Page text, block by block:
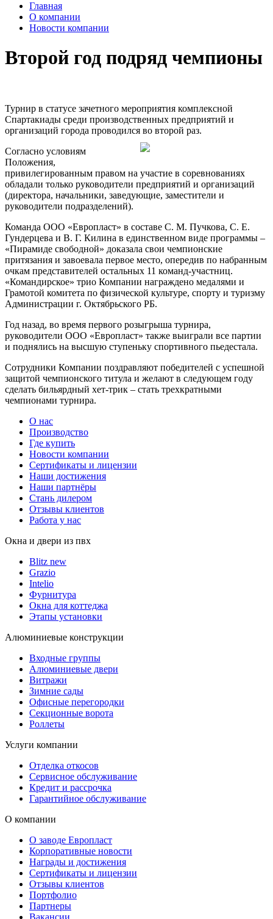
Главная
О компании
Новости компании
Второй год подряд чемпионы
Турнир в статусе зачетного мероприятия комплексной
Спартакиады среди производственных предприятий и
организаций города проводился во второй раз.
Согласно условиям
Положения,
привилегированным правом на участие в соревнованиях
обладали только руководители предприятий и организаций
(директора, начальники, заведующие, заместители и
руководители подразделений).
Команда ООО «Европласт» в составе С. М. Пучкова, С. Е.
Гундерцева и В. Г. Килина в единственном виде программы –
«Пирамиде свободной» доказала свои чемпионские
притязания и завоевала первое место, опередив по набранным
очкам представителей остальных 11 команд-участниц.
«Командирское» трио Компании награждено медалями и
Грамотой комитета по физической культуре, спорту и туризму
Администрации г. Октябрьского РБ.
Год назад, во время первого розыгрыша турнира,
руководители ООО «Европласт» также выиграли все партии
и поднялись на высшую ступеньку спортивного пьедестала.
Сотрудники Компании поздравляют победителей с успешной
защитой чемпионского титула и желают в следующем году
сделать бильярдный хет-трик – стать трехкратными
чемпионами турнира.
О нас
Производство
Где купить
Новости компании
Сертификаты и лицензии
Наши достижения
Наши партнёры
Стань дилером
Отзывы клиентов
Работа у нас
Окна и двери из пвх
Blitz new
Grazio
Intelio
Фурнитура
Окна для коттеджа
Этапы установки
Алюминиевые конструкции
Входные группы
Алюминиевые двери
Витражи
Зимние сады
Офисные перегородки
Секционные ворота
Роллеты
Услуги компании
Отделка откосов
Сервисное обслуживание
Кредит и рассрочка
Гарантийное обслуживание
О компании
О заводе Европласт
Корпоративные новости
Награды и достижения
Сертификаты и лицензии
Отзывы клиентов
Портфолио
Партнеры
Вакансии